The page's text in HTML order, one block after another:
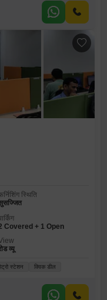
स्थिति
Covered + 1 Open
व्यू
स्टेशन क्विक डील